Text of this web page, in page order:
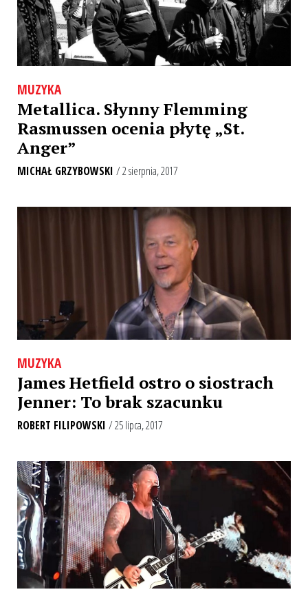
MUZYKA
Metallica. Słynny Flemming
Rasmussen ocenia płytę „St.
Anger”
MICHAŁ GRZYBOWSKI / 2 sierpnia, 2017
MUZYKA
James Hetfield ostro o siostrach
Jenner: To brak szacunku
ROBERT FILIPOWSKI / 25 lipca, 2017